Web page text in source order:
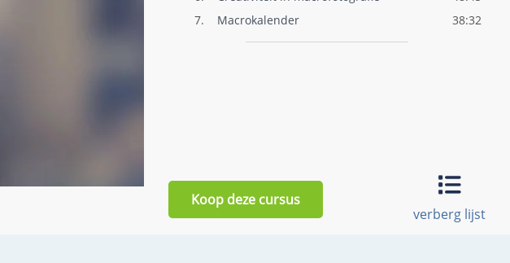
7.
Macrokalender 38:32
Koop deze cursus
verberg lijst